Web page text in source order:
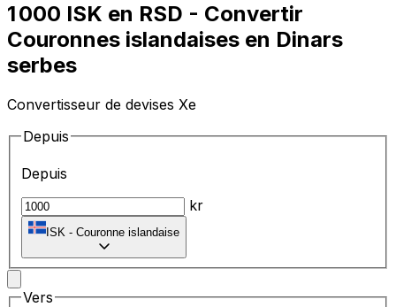
1 000 ISK en RSD - Convertir
Couronnes islandaises en Dinars
serbes
Convertisseur de devises Xe
Depuis
Depuis
kr
ISK - Couronne islandaise
Vers